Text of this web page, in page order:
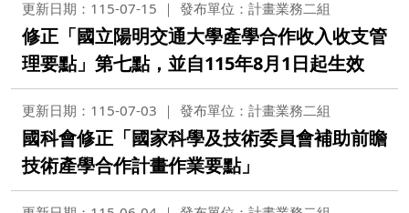
更新日期：115-07-15 發布單位：計畫業務二組
修正「國立陽明交通大學產學合作收入收支管
理要點」第七點，並自115年8月1日起生效
更新日期：115-07-03 發布單位：計畫業務二組
國科會修正「國家科學及技術委員會補助前瞻
技術產學合作計畫作業要點」